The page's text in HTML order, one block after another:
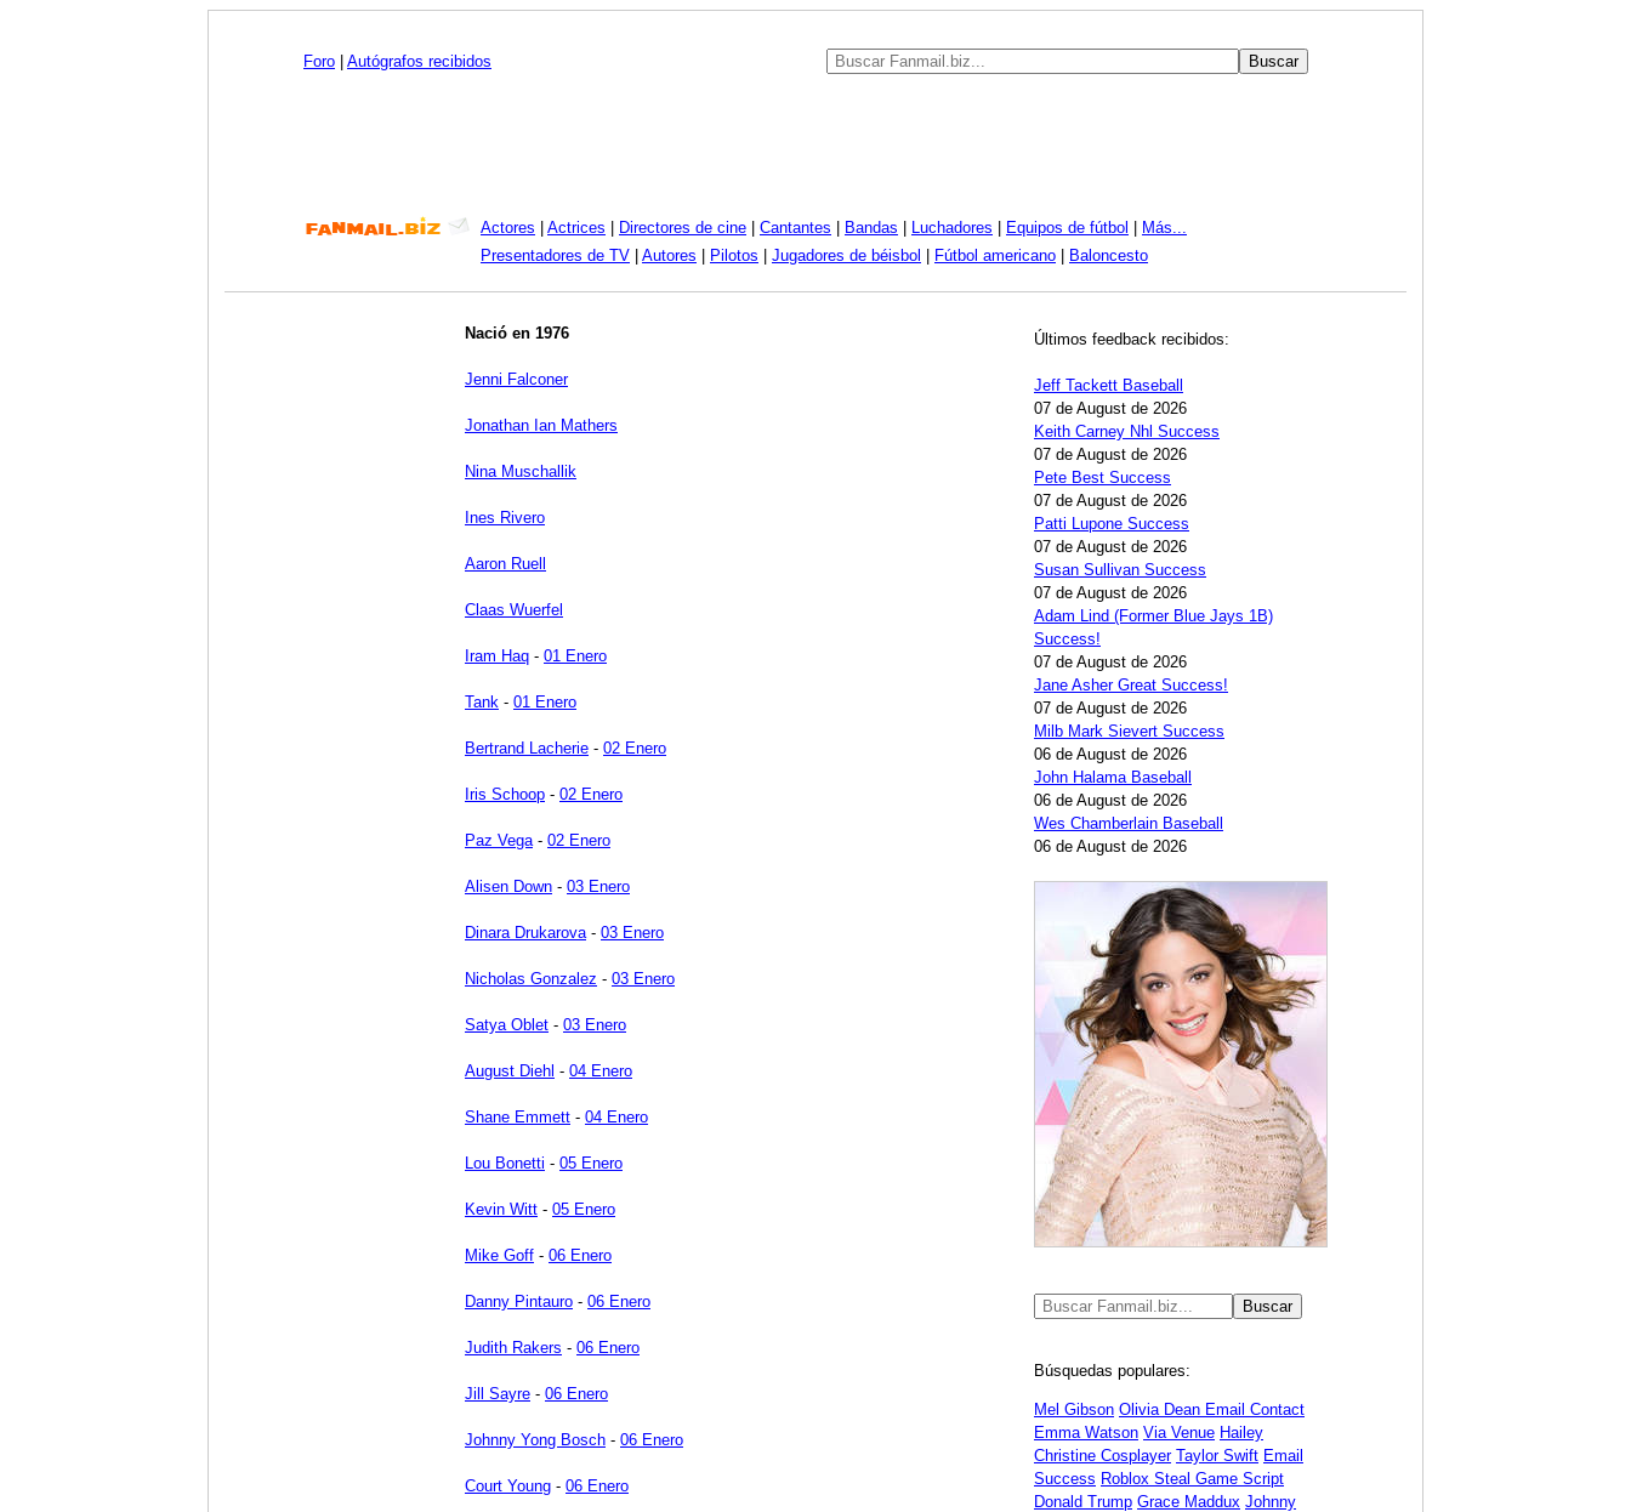
Foro Autógrafos recibidos
Actores Actrices Directores de cine Cantantes Bandas Luchadores Equipos de fútbol
Más...
Presentadores de TV
Autores Pilotos Jugadores de béisbol Fútbol americano Baloncesto
Nació en 1976
Jenni Falconer
Jonathan Ian Mathers
Nina Muschallik
Ines Rivero
Aaron Ruell
Claas Wuerfel
Iram Haq - 01 Enero
Tank - 01 Enero
Bertrand Lacherie - 02 Enero
Iris Schoop - 02 Enero
Paz Vega- 02 Enero
Alisen Down - 03 Enero
Dinara Drukarova- 03 Enero
Nicholas Gonzalez - 03 Enero
Satya Oblet - 03 Enero
August Diehl - 04 Enero
Shane Emmett - 04 Enero
Lou Bonetti - 05 Enero
Kevin Witt - 05 Enero
Mike Goff - 06 Enero
Danny Pintauro - 06 Enero
Judith Rakers - 06 Enero
Jill Sayre - 06 Enero
Johnny Yong Bosch - 06 Enero
Court Young - 06 Enero
Últimos feedback recibidos:
Jeff Tackett Baseball
07 de August de 2026
Keith Carney Nhl Success
07 de August de 2026
Pete Best Success
07 de August de 2026
Patti Lupone Success
07 de August de 2026
Susan Sullivan Success
07 de August de 2026
Adam Lind (Former Blue Jays 1B)
Success!
07 de August de 2026
Jane Asher Great Success!
07 de August de 2026
Milb Mark Sievert Success
06 de August de 2026
John Halama Baseball
06 de August de 2026
Wes Chamberlain Baseball
06 de August de 2026
Búsquedas populares:
Mel Gibson Olivia Dean Email Contact
Emma Watson Via Venue Hailey
Christine Cosplayer Taylor Swift Email
Success Roblox Steal Game Script
Donald Trump Grace Maddux Johnny